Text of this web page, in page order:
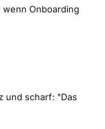
wenn Onboarding
und scharf: "Das